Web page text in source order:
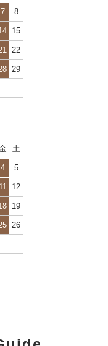
7 8
15
22
29
土
4 5
11 12
19
26